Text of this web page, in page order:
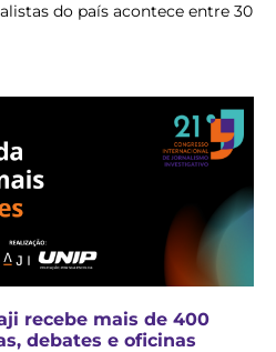
do país acontece entre 30
recebe mais de 400
debates e oficinas